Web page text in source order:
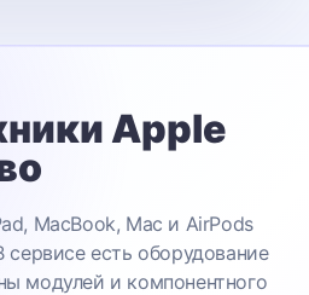
Apple
MacBook, Mac и AirPods
есть оборудование
модулей и компонентного